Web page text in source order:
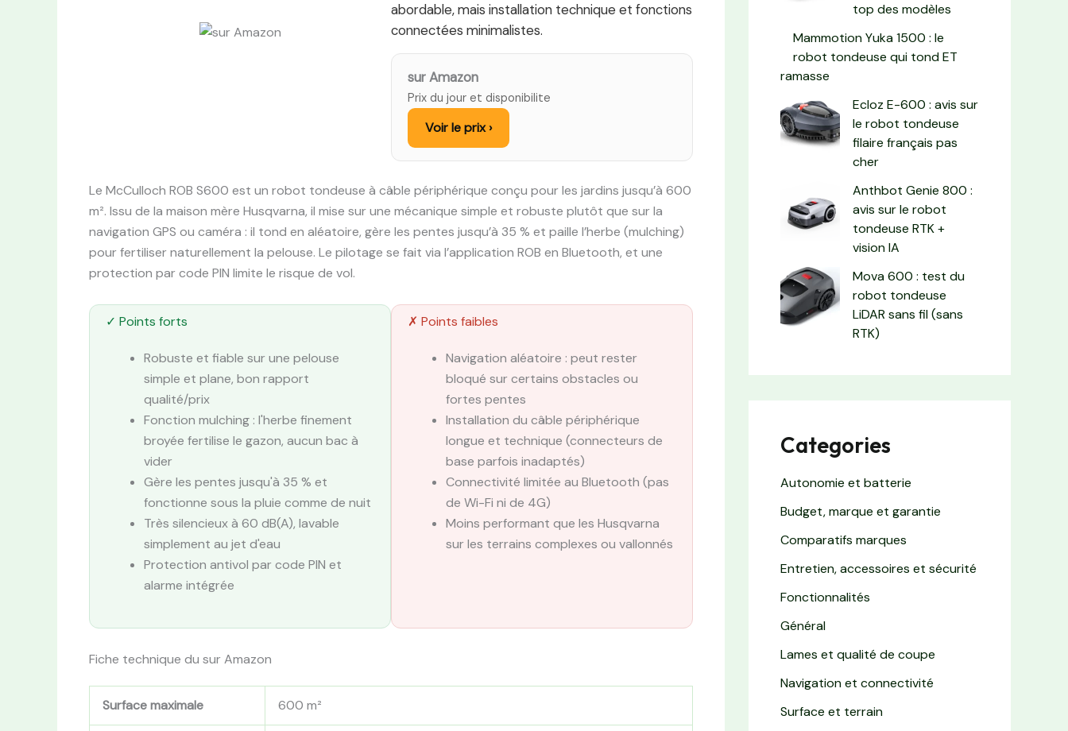
abordable, mais installation technique et fonctions
connectées minimalistes.
sur Amazon
Prix du jour et disponibilite
Voir le prix ›
Le McCulloch ROB S600 est un robot tondeuse à câble périphérique conçu pour les jardins jusqu’à 600
m². Issu de la maison mère Husqvarna, il mise sur une mécanique simple et robuste plutôt que sur la
navigation GPS ou caméra : il tond en aléatoire, gère les pentes jusqu’à 35 % et paille l’herbe (mulching)
pour fertiliser naturellement la pelouse. Le pilotage se fait via l’application ROB en Bluetooth, et une
protection par code PIN limite le risque de vol.
✓ Points forts
Robuste et fiable sur une pelouse
simple et plane, bon rapport
qualité/prix
Fonction mulching : l'herbe finement
broyée fertilise le gazon, aucun bac à
vider
Gère les pentes jusqu'à 35 % et
fonctionne sous la pluie comme de nuit
Très silencieux à 60 dB(A), lavable
simplement au jet d'eau
Protection antivol par code PIN et
alarme intégrée
✗ Points faibles
Navigation aléatoire : peut rester
bloqué sur certains obstacles ou
fortes pentes
Installation du câble périphérique
longue et technique (connecteurs de
base parfois inadaptés)
Connectivité limitée au Bluetooth (pas
de Wi-Fi ni de 4G)
Moins performant que les Husqvarna
sur les terrains complexes ou vallonnés
Fiche technique du sur Amazon
Surface maximale 600 m²
top des modèles
Mammotion Yuka 1500 : le
robot tondeuse qui tond ET
ramasse
Ecloz E-600 : avis sur
le robot tondeuse
filaire français pas
cher
Anthbot Genie 800 :
avis sur le robot
tondeuse RTK +
vision IA
Mova 600 : test du
robot tondeuse
LiDAR sans fil (sans
RTK)
Categories
Autonomie et batterie
Budget, marque et garantie
Comparatifs marques
Entretien, accessoires et sécurité
Fonctionnalités
Général
Lames et qualité de coupe
Navigation et connectivité
Surface et terrain